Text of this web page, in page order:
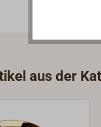
aus der